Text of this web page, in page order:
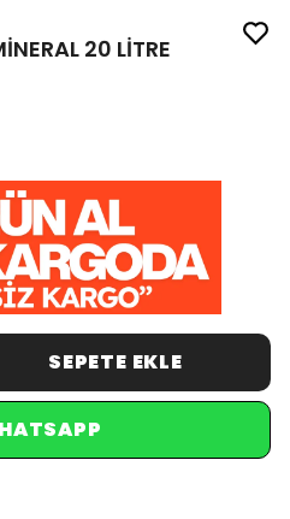
20 LİTRE
SEPETE EKLE